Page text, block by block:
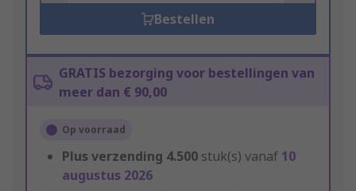
Bestellen
GRATIS bezorging voor bestellingen van
meer dan € 90,00
Op voorraad
Plus verzending 4.500 stuk(s) vanaf 10
augustus 2026